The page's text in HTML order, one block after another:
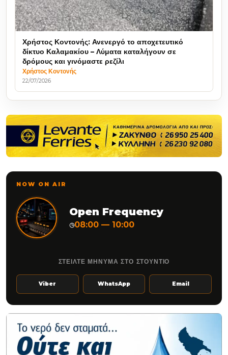
Χρήστος Κοντονής: Ανενεργό το αποχετευτικό
δίκτυο Καλαμακίου – Λύματα καταλήγουν σε
δρόμους και γινόμαστε ρεζίλι
Χρήστος Κοντονής
22/07/2026
NOW ON AIR
Open Frequency
◷08:00 — 10:00
ΣΤΕΙΛΤΕ ΜΗΝΥΜΑ ΣΤΟ ΣΤΟΥΝΤΙΟ
Viber WhatsApp Email